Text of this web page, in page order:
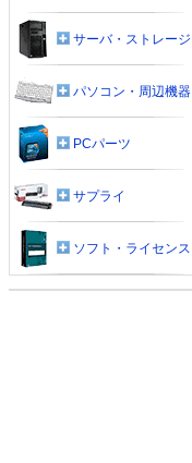
サーバ・ストレージ
パソコン・周辺機器
PCパーツ
サプライ
ソフト・ライセンス